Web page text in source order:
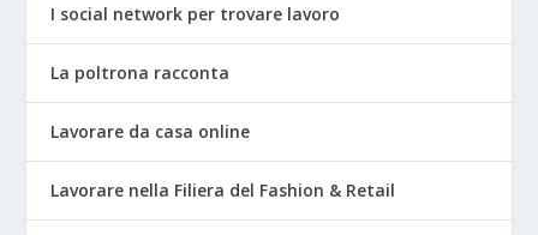
I social network per trovare lavoro
La poltrona racconta
Lavorare da casa online
Lavorare nella Filiera del Fashion & Retail